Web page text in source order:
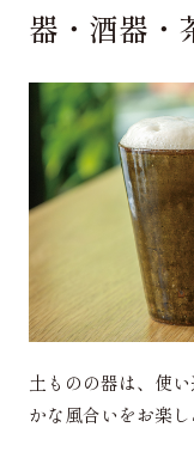
器・酒器・
土ものの器は、使
かな風合いをお楽し